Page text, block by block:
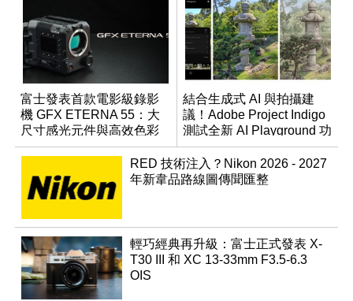
富士發表首款電影級錄影
機 GFX ETERNA 55：大
尺寸感光元件與高效色彩
管理
結合生成式 AI 與拍攝建
議！Adobe Project Indigo
測試全新 AI Playground 功
能
RED 技術注入？Nikon 2026 - 2027
年新韋品路線圖傳聞匯整
輕巧經典再升級：富士正式發表 X-
T30 III 和 XC 13-33mm F3.5-6.3
OIS